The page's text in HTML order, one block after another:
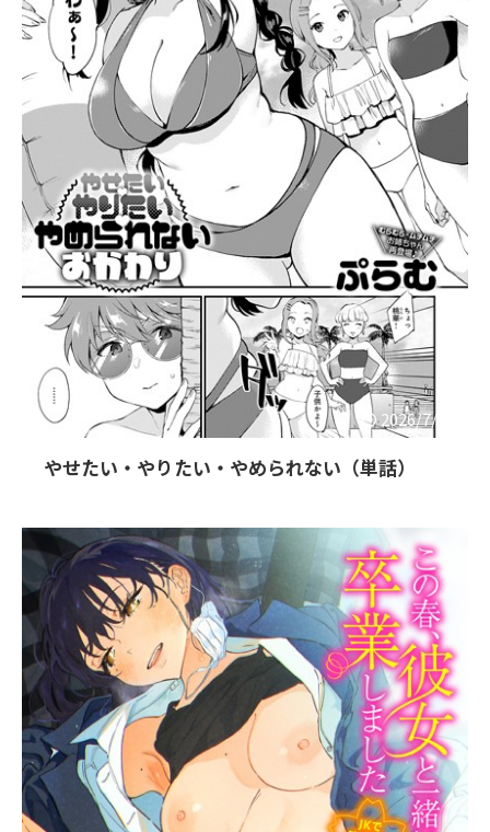
2026/7/25
やせたい・やりたい・やめられない（単話）